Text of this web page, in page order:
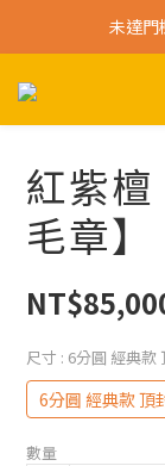
寄送免
未達門
寄送免
紅紫
毛章】
尺寸 : 6分圓 經典款
6分圓 經典款 頂
數量